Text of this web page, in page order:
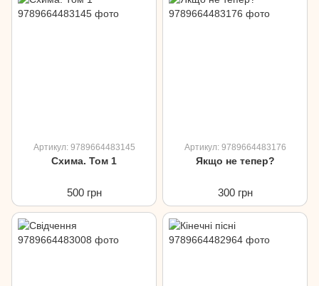
Артикул: 9789664483145
Схима. Том 1
500 грн
Артикул: 9789664483176
Якщо не тепер?
300 грн